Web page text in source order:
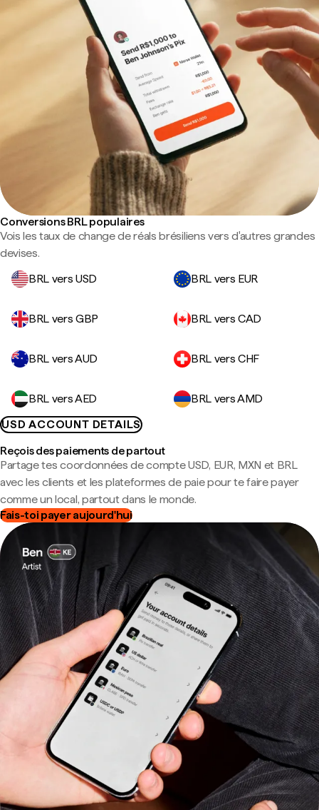
Conversions BRL populaires
Vois les taux de change de réals brésiliens vers d'autres grandes
devises.
BRL vers USD
BRL vers EUR
BRL vers GBP BRL vers CAD
BRL vers AUD BRL vers CHF
BRL vers AED
BRL vers AMD
USD ACCOUNT DETAILS
Reçois des paiements de partout
Partage tes coordonnées de compte USD, EUR, MXN et BRL
avec les clients et les plateformes de paie pour te faire payer
comme un local, partout dans le monde.
Fais-toi payer aujourd'hui